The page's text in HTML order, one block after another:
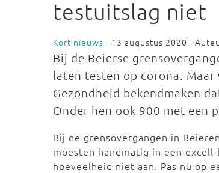
testuitslag niet
Kort nieuws - 13 augustus 2020 -
Bij de Beierse
laten testen op corona.
Gezondheid bekendmaken
Onder hen ook 900 met een
Bij de grensovergangen in
moesten handmatig in een
hoeveelheid niet aan. Pas nu op